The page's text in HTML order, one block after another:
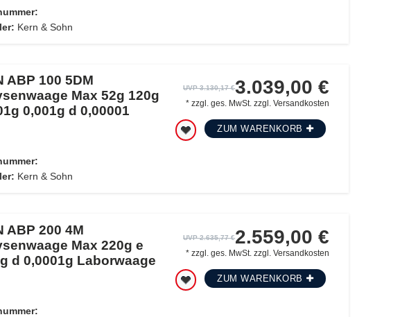
Kern & Sohn
ABP 100 5DM
Max 52g 120g
0,001g d 0,00001
Kern & Sohn
UVP 3.130,17 €3.039,00 €
*zzgl. ges. MwSt. zzgl.Versandkosten
ZUM WARENKORB
ABP 200 4M
Max 220g e
d 0,0001g Laborwaage
UVP 2.635,77 €2.559,00 €
*zzgl. ges. MwSt. zzgl.Versandkosten
ZUM WARENKORB